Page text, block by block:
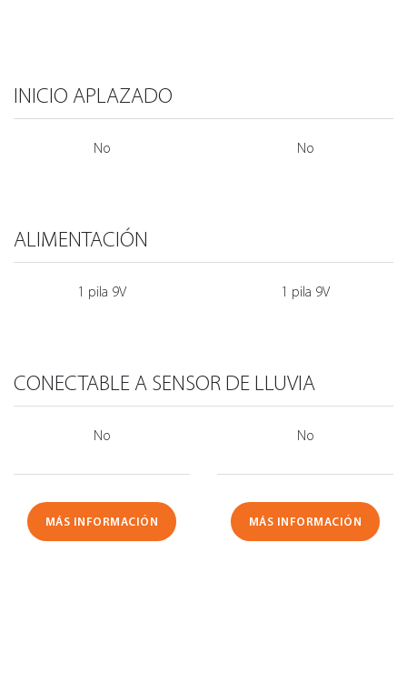
INICIO APLAZADO
No No
ALIMENTACIÓN
1 pila 9V 1 pila 9V
CONECTABLE A SENSOR DE LLUVIA
No No
MÁS INFORMACIÓN MÁS INFORMACIÓN